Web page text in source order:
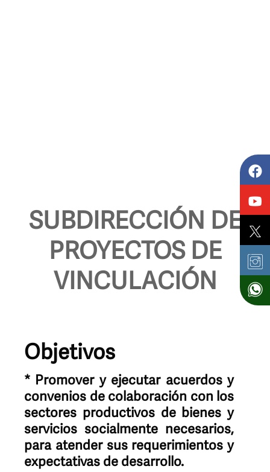
SUBDIRECCIÓN DE
PROYECTOS DE
VINCULACIÓN
Objetivos
* Promover y ejecutar acuerdos y
convenios de colaboración con los
sectores productivos de bienes y
servicios socialmente necesarios,
para atender sus requerimientos y
expectativas de desarrollo.